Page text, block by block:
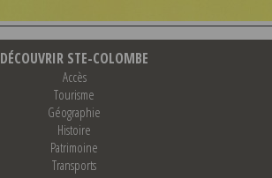
DÉCOUVRIR STE-COLOMBE
Accès
Tourisme
Géographie
Histoire
Patrimoine
Transports